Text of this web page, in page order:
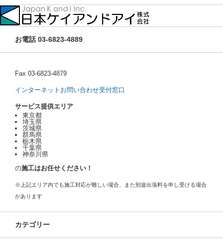
お電話 03-6823-4889
Fax 03-6823-4879
インターネットお問い合わせ受付窓口
サービス提供エリア
東京都
埼玉県
茨城県
群馬県
栃木県
千葉県
神奈川県
の施工はお任せください！
※上記エリア内でも施工対応が難しい場合、また別途出張料を申し受ける場合
があります
カテゴリー